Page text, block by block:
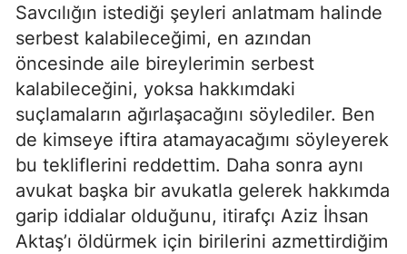
Savcılığın istediği şeyleri anlatmam halinde
serbest kalabileceğimi, en azından
öncesinde aile bireylerimin serbest
kalabileceğini, yoksa hakkımdaki
suçlamaların ağırlaşacağını söylediler. Ben
de kimseye iftira atamayacağımı söyleyerek
bu tekliflerini reddettim. Daha sonra aynı
avukat başka bir avukatla gelerek hakkımda
garip iddialar olduğunu, itirafçı Aziz İhsan
Aktaş’ı öldürmek için birilerini azmettirdiğim